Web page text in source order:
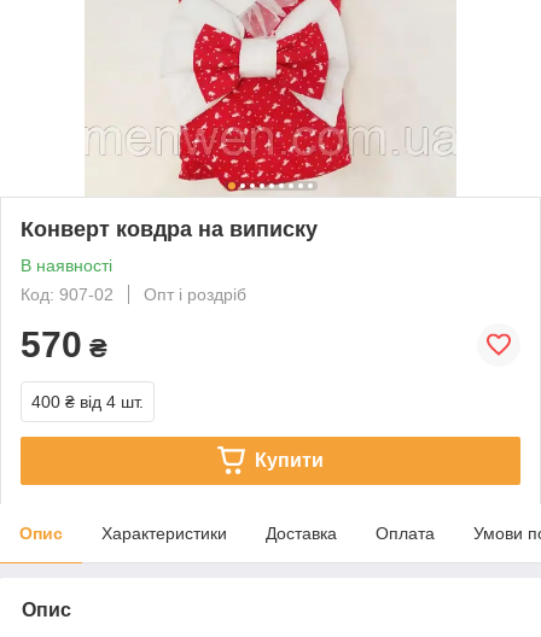
Конверт ковдра на виписку
В наявності
Код: 907-02
Опт і роздріб
570 ₴
400 ₴ від 4 шт.
Купити
Опис Характеристики Доставка Оплата Умови
Опис